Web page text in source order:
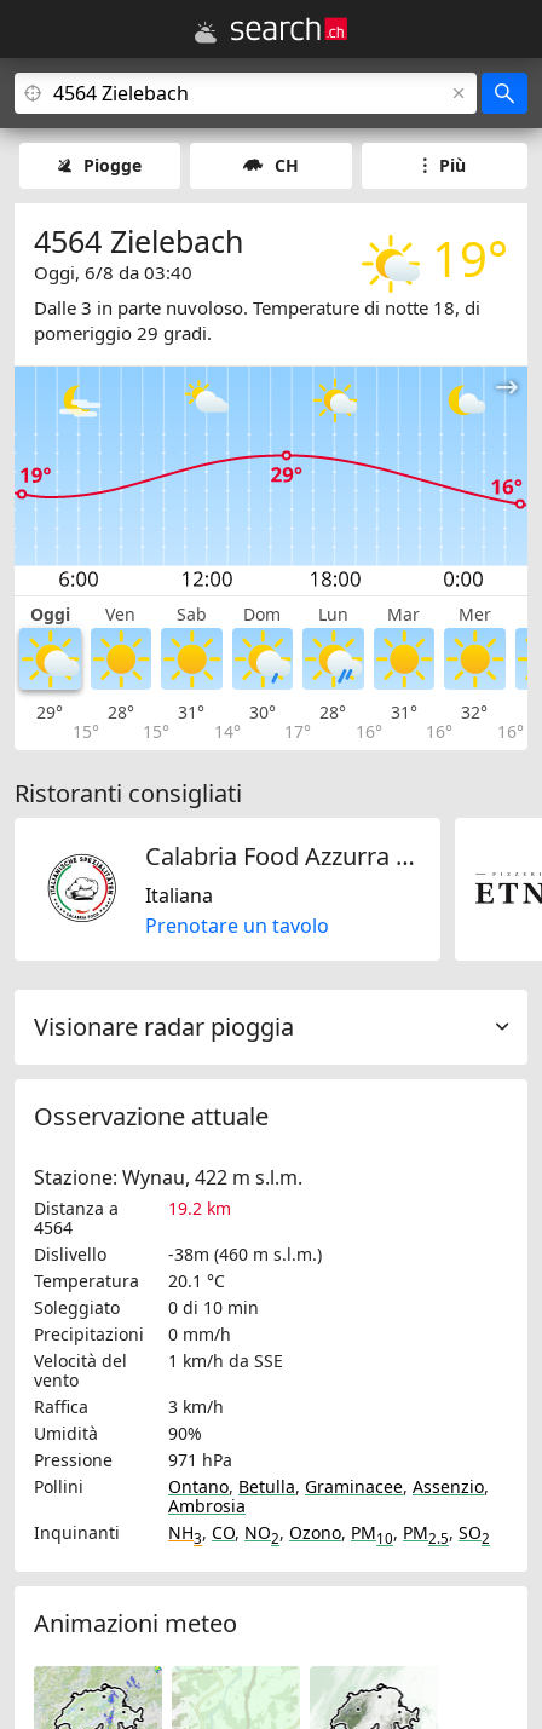
Piogge CH Più
19°
4564 Zielebach
Oggi, 6/8 da 03:40
Dalle 3 in parte nuvoloso. Temperature di notte 18, di
pomeriggio 29 gradi.
Oggi Ven Sab Dom Lun Mar Mer
29°
15°
28°
15°
31°
14°
30°
17°
28°
16°
31°
16°
32°
16°
Ristoranti consigliati
Calabria Food Azzurra GmbH
Italiana
Prenotare un tavolo
Visionare radar pioggia
Osservazione attuale
Stazione: Wynau, 422 m s.l.m.
Distanza a
4564
19.2 km
Dislivello
-38m (460 m s.l.m.)
Temperatura
20.1 °C
Soleggiato
0 di 10 min
Precipitazioni
0 mm/h
Velocità del
vento
1 km/h da SSE
Raffica
3 km/h
Umidità
90%
Pressione
971 hPa
Pollini
Ontano, Betulla, Graminacee, Assenzio,
Ambrosia
Inquinanti
NH3, CO, NO2, Ozono, PM10, PM2.5, SO2
Animazioni meteo